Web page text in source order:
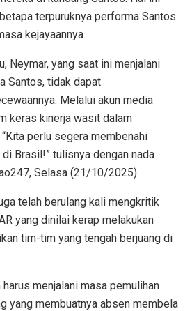
terpuruknya performa Santos
kejayaannya.
Neymar, yang saat ini menjalani
Santos, tidak dapat
Melalui akun media
keras kinerja wasit dalam
perlu segera membenahi
Brasil!” tulisnya dengan nada
Selasa (21/10/2025).
telah berulang kali mengkritik
yang dinilai kerap melakukan
tim-tim yang tengah berjuang di
menjalani masa pemulihan
yang membuatnya absen membela